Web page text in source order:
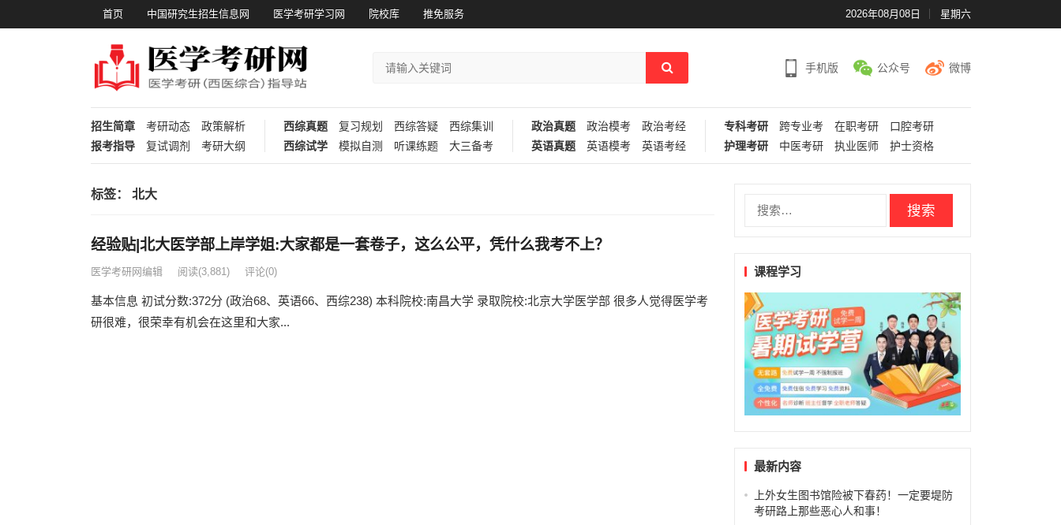
首页 中国研究生招生信息网 医学考研学习网 院校库 推免服务 2026年08月08日 星期六
手机版 公众号 微博
招生简章 考研动态
政策解析
报考指导
复试调剂 考研大纲
西综真题 复习规划 西综答疑
西综集训
西综试学
模拟自测 听课练题 大三备考
政治真题 政治模考
政治考经
英语真题
英语模考 英语考经
专科考研 跨专业考 在职考研
口腔考研
护理考研
中医考研 执业医师 护士资格
标签： 北大
经验贴|北大医学部上岸学姐:大家都是一套卷子，这么公平，凭什么我考不上？
医学考研网编辑 阅读(3,881) 评论(0)
基本信息 初试分数:372分 (政治68、英语66、西综238) 本科院校:南昌大学 录取院校:北京大学医学部 很多人觉得医学考
研很难，很荣幸有机会在这里和大家...
课程学习
最新内容
上外女生图书馆险被下春药！一定要堤防
考研路上那些恶心人和事！